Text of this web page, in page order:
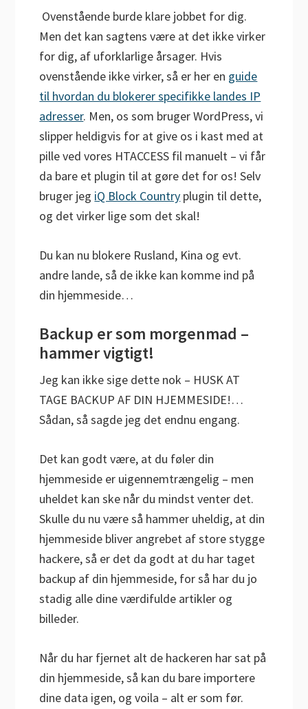
Ovenstående burde klare jobbet for dig.
Men det kan sagtens være at det ikke virker
for dig, af uforklarlige årsager. Hvis
ovenstående ikke virker, så er her en guide
til hvordan du blokerer specifikke landes IP
adresser. Men, os som bruger WordPress, vi
slipper heldigvis for at give os i kast med at
pille ved vores HTACCESS fil manuelt – vi får
da bare et plugin til at gøre det for os! Selv
bruger jeg iQ Block Country plugin til dette,
og det virker lige som det skal!
Du kan nu blokere Rusland, Kina og evt.
andre lande, så de ikke kan komme ind på
din hjemmeside…
Backup er som morgenmad –
hammer vigtigt!
Jeg kan ikke sige dette nok – HUSK AT
TAGE BACKUP AF DIN HJEMMESIDE!…
Sådan, så sagde jeg det endnu engang.
Det kan godt være, at du føler din
hjemmeside er uigennemtrængelig – men
uheldet kan ske når du mindst venter det.
Skulle du nu være så hammer uheldig, at din
hjemmeside bliver angrebet af store stygge
hackere, så er det da godt at du har taget
backup af din hjemmeside, for så har du jo
stadig alle dine værdifulde artikler og
billeder.
Når du har fjernet alt de hackeren har sat på
din hjemmeside, så kan du bare importere
dine data igen, og voila – alt er som før.